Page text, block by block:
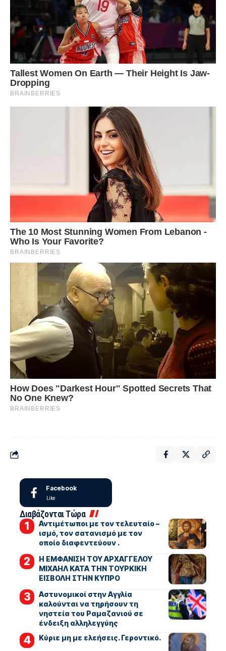
Facebook
Like
Διαβάζονται Τώρα
Αντιμέτωποι με τον τελευταίο –
ισμό, τον σατανισμό με τον
οποίο διαφεντεύουν .
Η ΕΜΦΑΝΙΣΗ ΤΟΥ ΑΡΧΑΓΓΕΛΟΥ
ΜΙΧΑΗΛ ΚΑΤΑ ΤΗΝ ΤΟΥΡΚΙΚΗ
ΕΙΣΒΟΛΗ ΣΤΗΝ ΚΥΠΡΟ
Αστυνομικοί στην Αγγλία
καλούνται να τηρήσουν τη
νηστεία του Ραμαζανιού σε
ένδειξη αλληλεγγύης
Kύριε μη με ελεήσεις. Γεροντικό.